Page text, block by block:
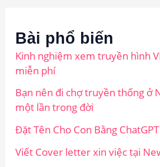
Bài phổ biến
Kinh nghiệm xem truyền hình
miễn phí
Bạn nên đi chợ truyền thống ở
một lần trong đời
Đặt Tên Cho Con Bằng
Viết Cover letter xin việc tại